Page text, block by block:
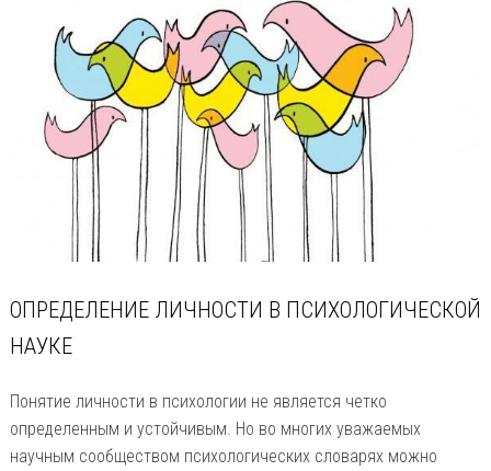
ОПРЕДЕЛЕНИЕ ЛИЧНОСТИ В ПСИХОЛОГИЧЕСКОЙ
НАУКЕ
Понятие личности в психологии не является четко
определенным и устойчивым. Но во многих уважаемых
научным сообществом психологических словарях можно